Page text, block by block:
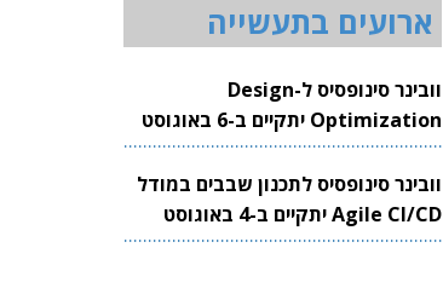
ארועים בתעשייה
וובינר סינופסיס ל-Design
Optimization יתקיים ב-6 באוגוסט
2026
וובינר סינופסיס לתכנון שבבים במודל
Agile CI/CD יתקיים ב-4 באוגוסט
2026